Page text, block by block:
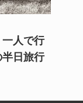
人で行
半日旅行